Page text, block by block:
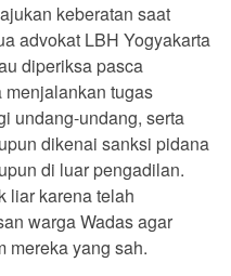
keberatan saat
advokat LBH Yogyakarta
diperiksa pasca
tugas
undang-undang, serta
dikenai sanksi pidana
di luar pengadilan.
liar karena telah
warga Wadas agar
mereka yang sah.